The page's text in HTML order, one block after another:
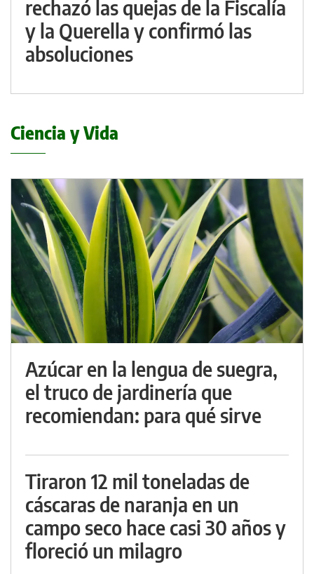
rechazó las quejas de la Fiscalía
y la Querella y confirmó las
absoluciones
Ciencia y Vida
Azúcar en la lengua de suegra,
el truco de jardinería que
recomiendan: para qué sirve
Tiraron 12 mil toneladas de
cáscaras de naranja en un
campo seco hace casi 30 años y
floreció un milagro